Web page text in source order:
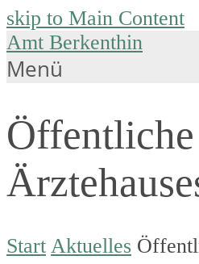
skip to Main Content
Amt Berkenthin
Menü
Start Aktuelles